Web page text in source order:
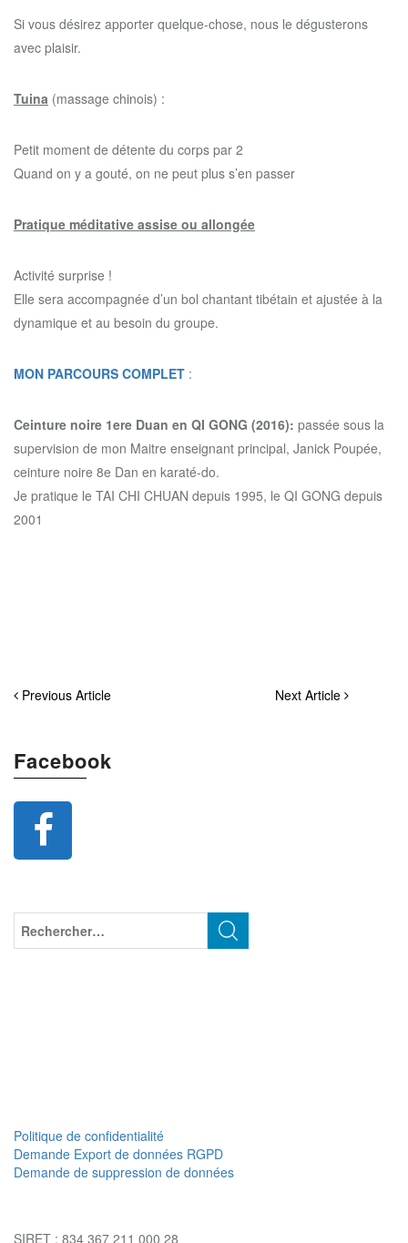
Si vous désirez apporter quelque-chose, nous le dégusterons
avec plaisir.
Tuina (massage chinois) :
Petit moment de détente du corps par 2
Quand on y a gouté, on ne peut plus s’en passer
Pratique méditative assise ou allongée
Activité surprise !
Elle sera accompagnée d’un bol chantant tibétain et ajustée à la
dynamique et au besoin du groupe.
MON PARCOURS COMPLET :
Ceinture noire 1ere Duan en QI GONG (2016): passée sous la
supervision de mon Maitre enseignant principal, Janick Poupée,
ceinture noire 8e Dan en karaté-do.
Je pratique le TAI CHI CHUAN depuis 1995, le QI GONG depuis
2001
Previous Article Next Article
Facebook
Politique de confidentialité
Demande Export de données RGPD
Demande de suppression de données
SIRET : 834 367 211 000 28